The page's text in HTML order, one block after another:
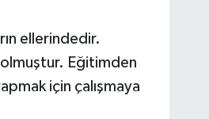
ellerindedir.
olmuştur. Eğitimden
için çalışmaya